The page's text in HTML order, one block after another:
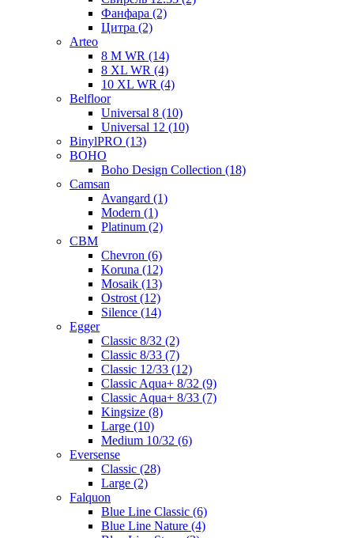
Фанфара (2)
Цитра (2)
Arteo
8 M WR (14)
8 XL WR (4)
10 XL WR (4)
Belfloor
Universal 8 (10)
Universal 12 (10)
BinylPRO (13)
BOHO
Boho Design Collection (18)
Camsan
Avangard (1)
Modern (1)
Platinum (2)
CBM
Chevron (6)
Koruna (12)
Mosaik (13)
Ostrost (12)
Silence (14)
Egger
Classic 8/32 (2)
Classic 8/33 (7)
Classic 12/33 (12)
Classic Aqua+ 8/32 (9)
Classic Aqua+ 8/33 (7)
Kingsize (8)
Large (10)
Medium 10/32 (6)
Eversense
Classic (28)
Large (2)
Falquon
Blue Line Classic (6)
Blue Line Nature (4)